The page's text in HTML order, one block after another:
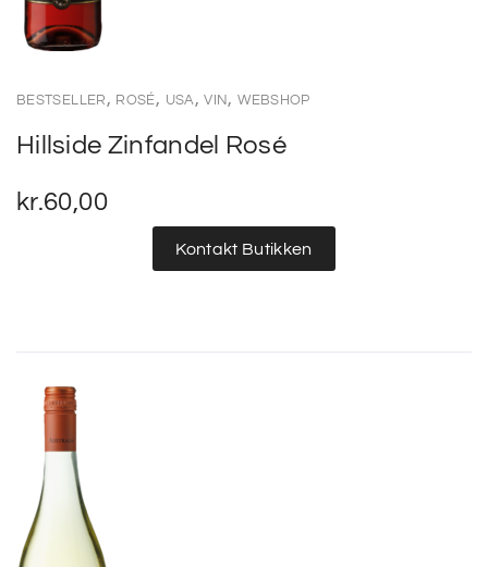
BESTSELLER , ROSÉ, USA,VIN ,WEBSHOP
Hillside Zinfandel Rosé
kr.60,00
Kontakt Butikken